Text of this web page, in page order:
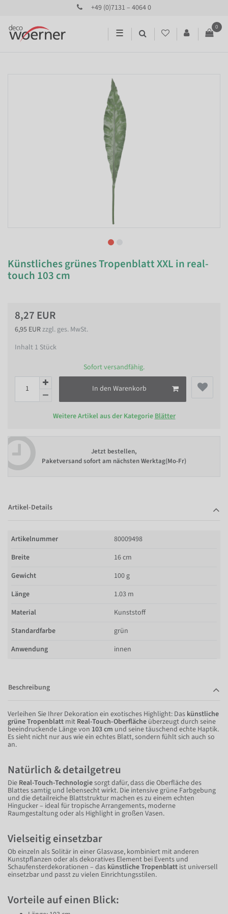
+49 (0)7131 – 4064 0
☰
0
Künstliches grünes Tropenblatt XXL in real-
touch 103 cm
8,27 EUR
6,95 EURzzgl. ges. MwSt.
Inhalt 1 Stück
Sofort versandfähig.
In den Warenkorb
Weitere Artikel aus der Kategorie Blätter
Jetzt bestellen,
Paketversand sofort am nächsten Werktag(Mo-Fr)
Artikel-Details
Artikelnummer
80009498
Breite
16 cm
Gewicht
100 g
Länge
1.03 m
Material
Kunststoff
Standardfarbe
grün
Anwendung
innen
Beschreibung
Verleihen Sie Ihrer Dekoration ein exotisches Highlight: Das künstliche
grüne Tropenblatt mit Real-Touch-Oberfläche überzeugt durch seine
beeindruckende Länge von 103 cm und seine täuschend echte Haptik.
Es sieht nicht nur aus wie ein echtes Blatt, sondern fühlt sich auch so
an.
Natürlich & detailgetreu
Die Real-Touch-Technologiesorgt dafür, dass die Oberfläche des
Blattes samtig und lebensecht wirkt. Die intensive grüne Farbgebung
und die detailreiche Blattstruktur machen es zu einem echten
Hingucker – ideal für tropische Arrangements, moderne
Raumgestaltung oder als Highlight in großen Vasen.
Vielseitig einsetzbar
Ob einzeln als Solitär in einer Glasvase, kombiniert mit anderen
Kunstpflanzen oder als dekoratives Element bei Events und
Schaufensterdekorationen – das künstliche Tropenblatt ist universell
einsetzbar und passt zu vielen Einrichtungsstilen.
Vorteile auf einen Blick: